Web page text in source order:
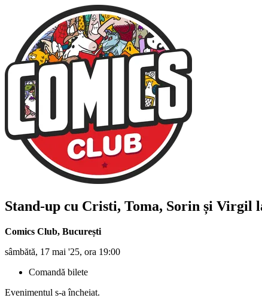
Stand-up cu Cristi, Toma, Sorin și Virgil
Comics Club, București
sâmbătă, 17 mai '25, ora 19:00
Comandă bilete
Evenimentul s-a încheiat.